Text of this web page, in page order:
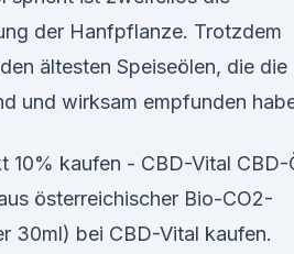
der Hanfpflanze. Trotzdem
ältesten Speiseölen, die die
und wirksam empfunden
10% kaufen - CBD-Vital CBD-
österreichischer Bio-CO2-
30ml) bei CBD-Vital kaufen.